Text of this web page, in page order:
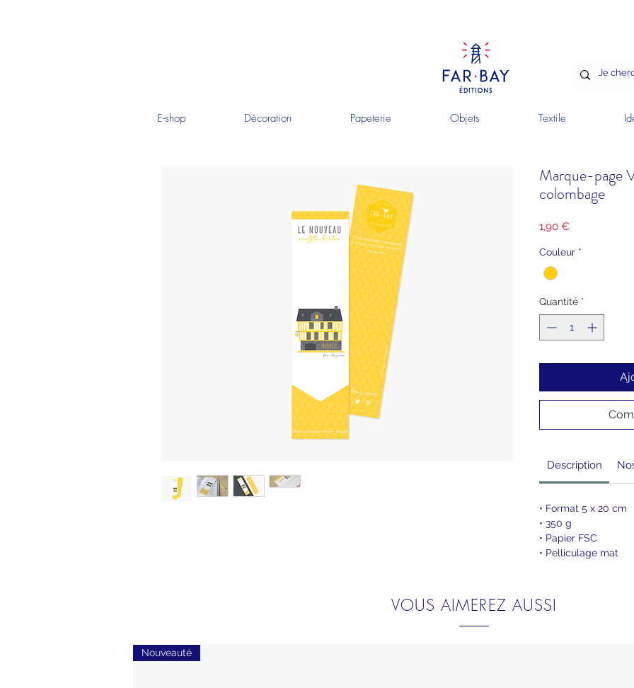
Marque-page
colombage
1,90 €
Couleur *
Quantité *
Description
• Format 5 x 20 cm
• 350 g
• Papier FSC
• Pelliculage mat
VOUS AIMEREZ AUSSI
Nouveauté
E-shop Décoration Papeterie Objets Textile